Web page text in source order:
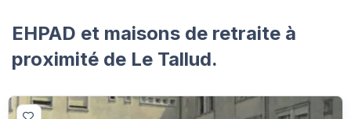
EHPAD et maisons de retraite à
proximité de Le Tallud.